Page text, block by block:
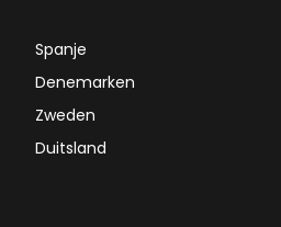
Spanje
Denemarken
Zweden
Duitsland